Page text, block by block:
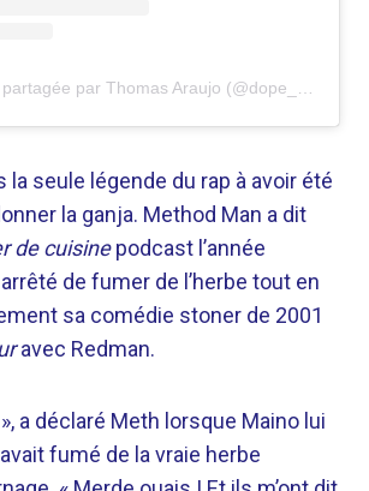
la seule légende du rap à avoir été
la ganja. Method Man a dit
de cuisinepodcast l’année
de fumer de l’herbe tout en
sa comédie stoner de 2001
avec Redman.
a déclaré Meth lorsque Maino lui
fumé de la vraie herbe